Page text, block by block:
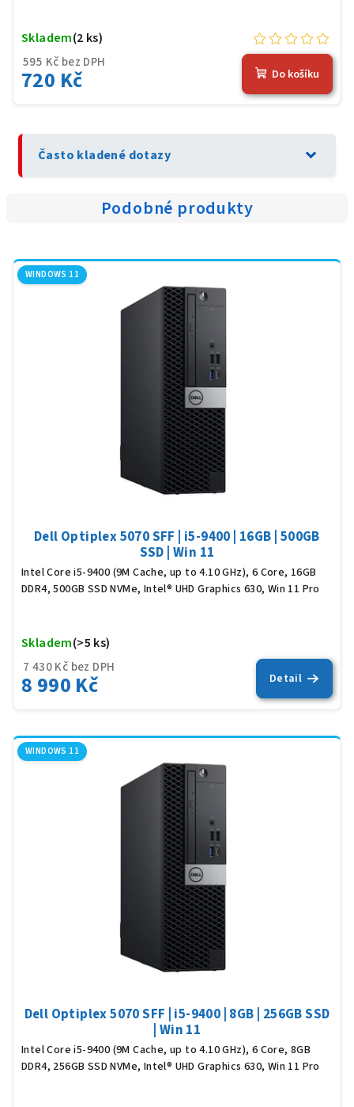
595 Kč bez DPH
720 Kč
Skladem(2 ks)
Do košíku
Často kladené dotazy expand_more
Podobné produkty
WINDOWS 11
Dell Optiplex 5070 SFF | i5-9400 | 16GB | 500GB
SSD | Win 11
Intel Core i5-9400 (9M Cache, up to 4.10 GHz), 6 Core, 16GB
DDR4, 500GB SSD NVMe, Intel® UHD Graphics 630, Win 11 Pro
7 430 Kč bez DPH
8 990 Kč
Skladem(>5 ks)
5,0
z
5
Detail
WINDOWS 11
Dell Optiplex 5070 SFF | i5-9400 | 8GB | 256GB SSD
| Win 11
Intel Core i5-9400 (9M Cache, up to 4.10 GHz), 6 Core, 8GB
DDR4, 256GB SSD NVMe, Intel® UHD Graphics 630, Win 11 Pro